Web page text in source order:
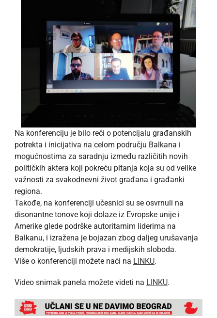
Na konferenciju je bilo reči o potencijalu građanskih
potrekta i inicijativa na celom području Balkana i
mogućnostima za saradnju između različitih novih
političkih aktera koji pokreću pitanja koja su od velike
važnosti za svakodnevni život građana i građanki
regiona.
Takođe, na konferenciji učesnici su se osvrnuli na
disonantne tonove koji dolaze iz Evropske unije i
Amerike glede podrške autoritarnim liderima na
Balkanu, i izražena je bojazan zbog daljeg urušavanja
demokratije, ljudskih prava i medijskih sloboda.
Više o konferenciji možete naći na LINKU.
Video snimak panela možete videti na LINKU.